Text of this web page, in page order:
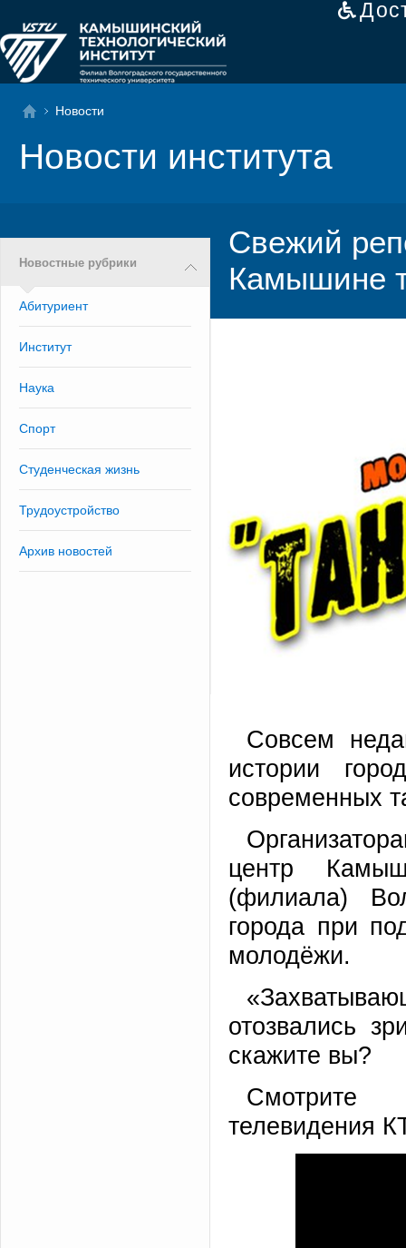
Новости
Новости института
Новостные рубрики
Абитуриент
Институт
Наука
Спорт
Студенческая жизнь
Трудоустройство
Архив новостей
Свежий
Камышине
Совсем
истории
современных
центр
(филиала)
города при
молодёжи.
отозвались
скажите вы?
Смотрите
телевидения